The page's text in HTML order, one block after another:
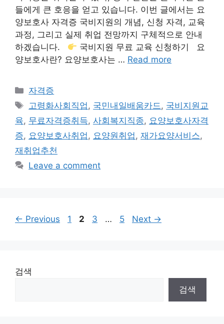
들에게 큰 호응을 얻고 있습니다. 이번 글에서는 요
양보호사 자격증 국비지원의 개념, 신청 자격, 교육
과정, 그리고 실제 취업 전망까지 구체적으로 안내
하겠습니다.
국비지원 무료 교육 신청하기 요
양보호사란? 요양보호사는 … Read more
Categories
자격증
Tags
고령화사회직업, 국민내일배움카드, 국비지원교
육, 무료자격증취득, 사회복지직종, 요양보호사자격
증, 요양보호사취업, 요양원취업, 재가요양서비스,
재취업추천
Leave a comment
← Previous Page
1 Page
2 Page
3 … Page
5 Next →
검색
검색